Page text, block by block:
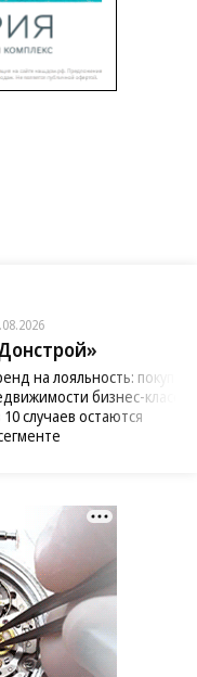
на лояльность:
бизнес-класса
10 случаев остаются